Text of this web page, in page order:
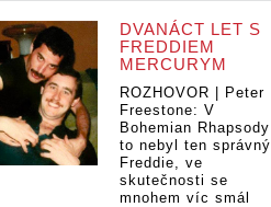
DVANÁCT LET S
FREDDIEM
MERCURYM
ROZHOVOR | Peter
Freestone: V
Bohemian Rhapsody
to nebyl ten správný
Freddie, ve
skutečnosti se
mnohem víc smál